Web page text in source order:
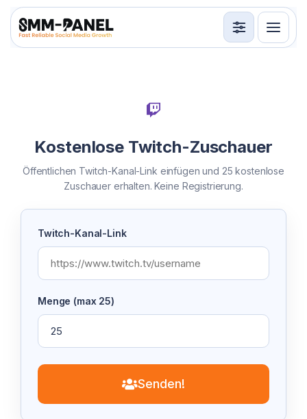
Nutzungsbedingungen
Anmelden Registrieren
Kostenlose Twitch-Zuschauer
Öffentlichen Twitch-Kanal-Link einfügen und 25 kostenlose
Zuschauer erhalten. Keine Registrierung.
Twitch-Kanal-Link
Menge (max 25)
Senden!